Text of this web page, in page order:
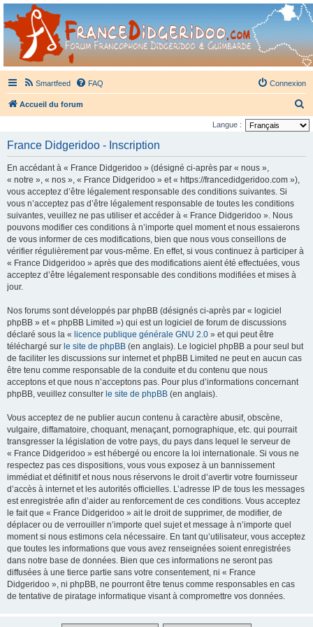
France Didgeridoo
Didgeridoo et Guimbarde sur France Didgeridoo - retrouvez la communauté.
Smartfeed FAQ Connexion
Accueil du forum
e
h
Langue :
France Didgeridoo - Inscription
En accédant à « France Didgeridoo » (désigné ci-après par « nous »,
« notre », « nos », « France Didgeridoo » et « https://francedidgeridoo.com »),
vous acceptez d’être légalement responsable des conditions suivantes. Si
vous n’acceptez pas d’être légalement responsable de toutes les conditions
suivantes, veuillez ne pas utiliser et accéder à « France Didgeridoo ». Nous
pouvons modifier ces conditions à n’importe quel moment et nous essaierons
de vous informer de ces modifications, bien que nous vous conseillons de
vérifier régulièrement par vous-même. En effet, si vous continuez à participer à
« France Didgeridoo » après que des modifications aient été effectuées, vous
acceptez d’être légalement responsable des conditions modifiées et mises à
jour.
Nos forums sont développés par phpBB (désignés ci-après par « logiciel
phpBB » et « phpBB Limited ») qui est un logiciel de forum de discussions
déclaré sous la « licence publique générale GNU 2.0 » et qui peut être
téléchargé sur le site de phpBB (en anglais). Le logiciel phpBB a pour seul but
de faciliter les discussions sur internet et phpBB Limited ne peut en aucun cas
être tenu comme responsable de la conduite et du contenu que nous
acceptons et que nous n’acceptons pas. Pour plus d’informations concernant
phpBB, veuillez consulter le site de phpBB (en anglais).
Vous acceptez de ne publier aucun contenu à caractère abusif, obscène,
vulgaire, diffamatoire, choquant, menaçant, pornographique, etc. qui pourrait
transgresser la législation de votre pays, du pays dans lequel le serveur de
« France Didgeridoo » est hébergé ou encore la loi internationale. Si vous ne
respectez pas ces dispositions, vous vous exposez à un bannissement
immédiat et définitif et nous nous réservons le droit d’avertir votre fournisseur
d’accès à internet et les autorités officielles. L’adresse IP de tous les messages
est enregistrée afin d’aider au renforcement de ces conditions. Vous acceptez
le fait que « France Didgeridoo » ait le droit de supprimer, de modifier, de
déplacer ou de verrouiller n’importe quel sujet et message à n’importe quel
moment si nous estimons cela nécessaire. En tant qu’utilisateur, vous acceptez
que toutes les informations que vous avez renseignées soient enregistrées
dans notre base de données. Bien que ces informations ne seront pas
diffusées à une tierce partie sans votre consentement, ni « France
Didgeridoo », ni phpBB, ne pourront être tenus comme responsables en cas
de tentative de piratage informatique visant à compromettre vos données.